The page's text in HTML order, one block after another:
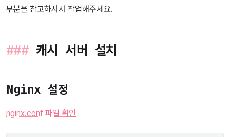
부분을 참고하셔서 작업해주세요.
캐시 서버 설치
Nginx 설정
nginx.conf 파일 확인